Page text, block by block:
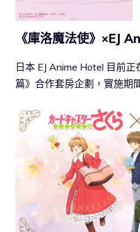
《庫洛魔法使》×EJ
日本 EJ Anime Hotel 目前
篇》合作套房企劃，實施期